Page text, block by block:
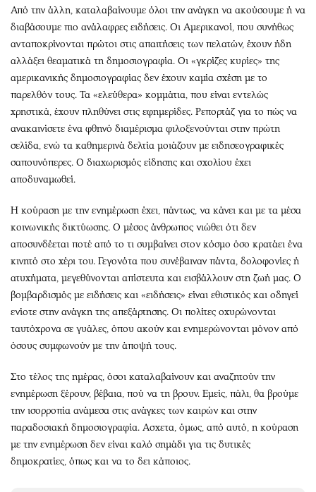
Θέατρο-Χορός
Μουσική
Εικαστικά
Χειρόγραφα
Podcasts
Uncut
Προσφορές
Προσωπικότητες στην ''Κ''
Επιστολές
Από την άλλη, καταλαβαίνουμε όλοι την ανάγκη να ακούσουμε ή να
διαβάσουμε πιο ανάλαφρες ειδήσεις. Οι Αμερικανοί, που συνήθως
ανταποκρίνονται πρώτοι στις απαιτήσεις των πελατών, έχουν ήδη
αλλάξει θεαματικά τη δημοσιογραφία. Οι «γκρίζες κυρίες» της
αμερικανικής δημοσιογραφίας δεν έχουν καμία σχέση με το
παρελθόν τους. Τα «ελεύθερα» κομμάτια, που είναι εντελώς
χρηστικά, έχουν πληθύνει στις εφημερίδες. Ρεπορτάζ για το πώς να
ανακαινίσετε ένα φθηνό διαμέρισμα φιλοξενούνται στην πρώτη
σελίδα, ενώ τα καθημερινά δελτία μοιάζουν με ειδησεογραφικές
σαπουνόπερες. Ο διαχωρισμός είδησης και σχολίου έχει
αποδυναμωθεί.
Η κούραση με την ενημέρωση έχει, πάντως, να κάνει και με τα μέσα
κοινωνικής δικτύωσης. Ο μέσος άνθρωπος νιώθει ότι δεν
αποσυνδέεται ποτέ από το τι συμβαίνει στον κόσμο όσο κρατάει ένα
κινητό στο χέρι του. Γεγονότα που συνέβαιναν πάντα, δολοφονίες ή
ατυχήματα, μεγεθύνονται απίστευτα και εισβάλλουν στη ζωή μας. Ο
βομβαρδισμός με ειδήσεις και «ειδήσεις» είναι εθιστικός και οδηγεί
ενίοτε στην ανάγκη της απεξάρτησης. Οι πολίτες οχυρώνονται
ταυτόχρονα σε γυάλες, όπου ακούν και ενημερώνονται μόνον από
όσους συμφωνούν με την άποψή τους.
Στο τέλος της ημέρας, όσοι καταλαβαίνουν και αναζητούν την
ενημέρωση ξέρουν, βέβαια, πού να τη βρουν. Εμείς, πάλι, θα βρούμε
την ισορροπία ανάμεσα στις ανάγκες των καιρών και στην
παραδοσιακή δημοσιογραφία. Ασχετα, όμως, από αυτό, η κούραση
με την ενημέρωση δεν είναι καλό σημάδι για τις δυτικές
δημοκρατίες, όπως και να το δει κάποιος.